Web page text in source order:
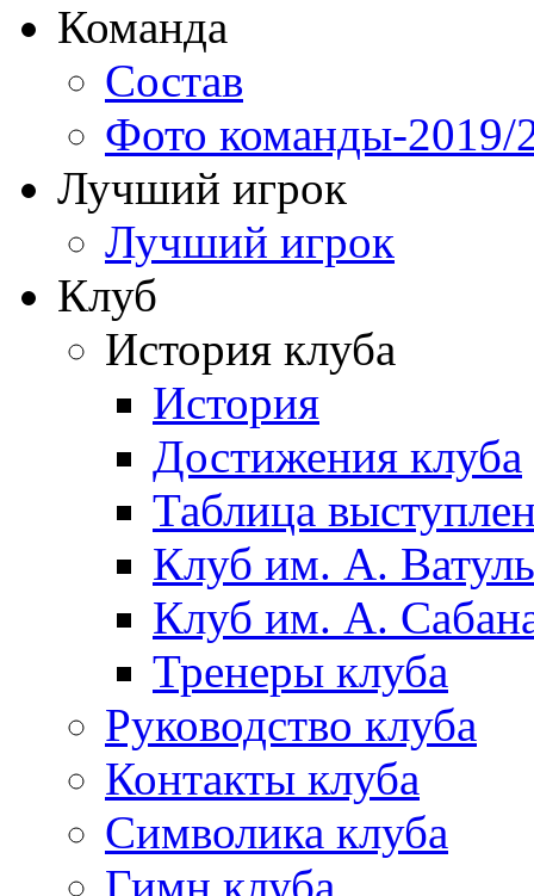
Команда
Состав
Фото команды-2019/
Лучший игрок
Лучший игрок
Клуб
История клуба
История
Достижения клуба
Таблица
Клуб им. А.
Клуб им. А.
Тренеры клуба
Руководство клуба
Контакты клуба
Символика клуба